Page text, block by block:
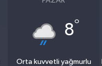
8°
Orta kuvvetli yağmurlu